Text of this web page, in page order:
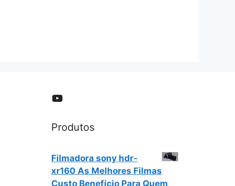
YouTube
Produtos
Filmadora sony hdr-
xr160 As Melhores Filmas
Custo Benefício Para Quem